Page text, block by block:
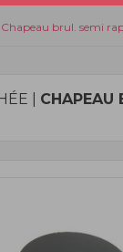
Chapeau brul. semi
| CHAPEAU